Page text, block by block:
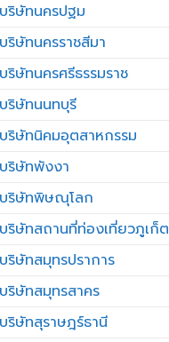
ริษัทนครปฐม
ริษัทนครราชสีมา
ริษัทนครศรีธรรมราช
ริษัทนนทบุรี
ริษัทนิคมอุตสาหกรรม
ริษัทพังงา
บริษัทพิษณุโลก
ริษัทสถานที่ท่องเที่ยวภูเก็ต
ริษัทสมุทรปราการ
ริษัทสมุทรสาคร
ริษัทสุราษฎร์ธานี